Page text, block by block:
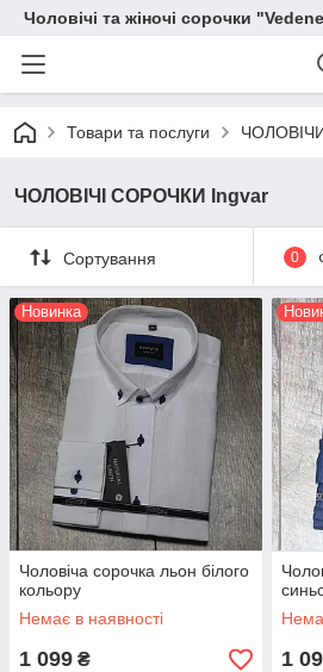
Чоловічі та жіночі сорочки
Товари та послуги
ЧОЛОВІЧІ СОРОЧКИ Ingvar
Сортування 0
Новинка
Чоловіча сорочка льон білого
кольору
Немає в наявності
1 099 ₴ 1